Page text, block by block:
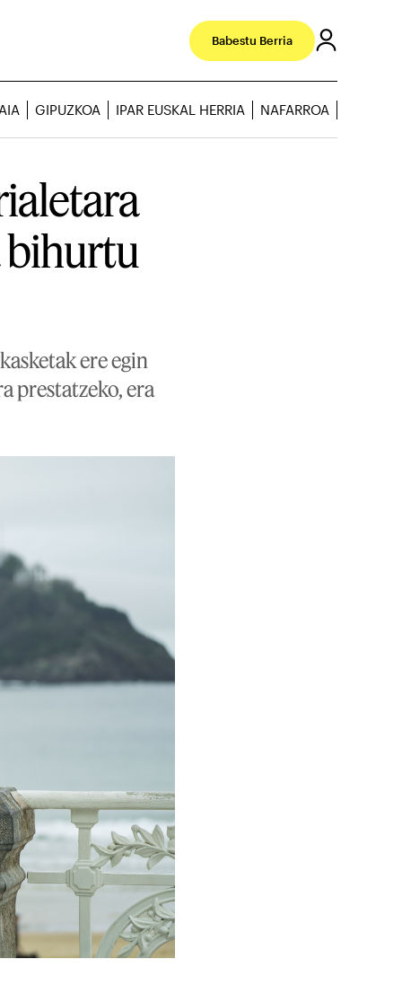
Babestu Berria
GIPUZKOA IPAR EUSKAL HERRIA NAFARROA
bihurtu
ere egin
prestatzeko, era